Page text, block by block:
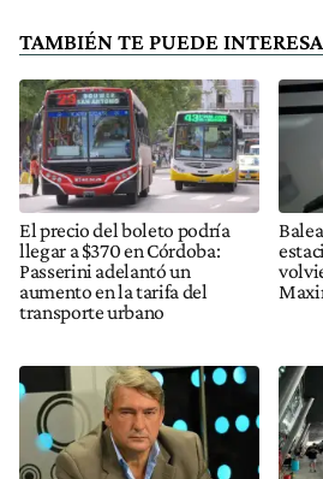
TAMBIÉN TE PUEDE
El precio del boleto podría
llegar a $370 en Córdoba:
Passerini adelantó un
aumento en la tarifa del
transporte urbano